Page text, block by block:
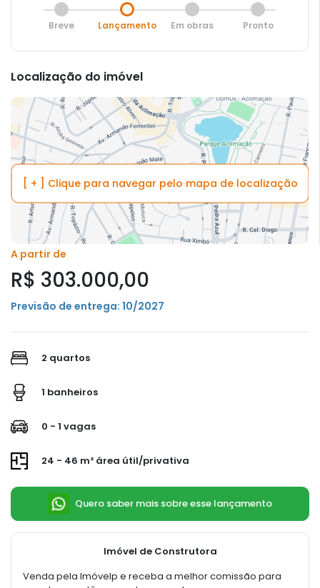
Breve Lançamento Em obras Pronto
Localização do imóvel
[ + ] Clique para navegar pelo mapa de localização
A partir de
R$ 303.000,00
Previsão de entrega: 10/2027
2 quartos
1 banheiros
0 - 1 vagas
24 - 46 m² área útil/privativa
Quero saber mais sobre esse lançamento
Imóvel de Construtora
Venda pela Imóvelp e receba a melhor comissão para